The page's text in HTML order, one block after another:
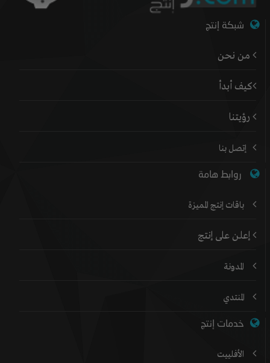
شبكة إنتج
من نحن
كيف أبدأ
رؤيتنا
إتصل بنا
روابط هامة
باقات إنتج المميزة
إعلن على إنتج
المدونة
المنتدي
خدمات إنتج
الأفلييت